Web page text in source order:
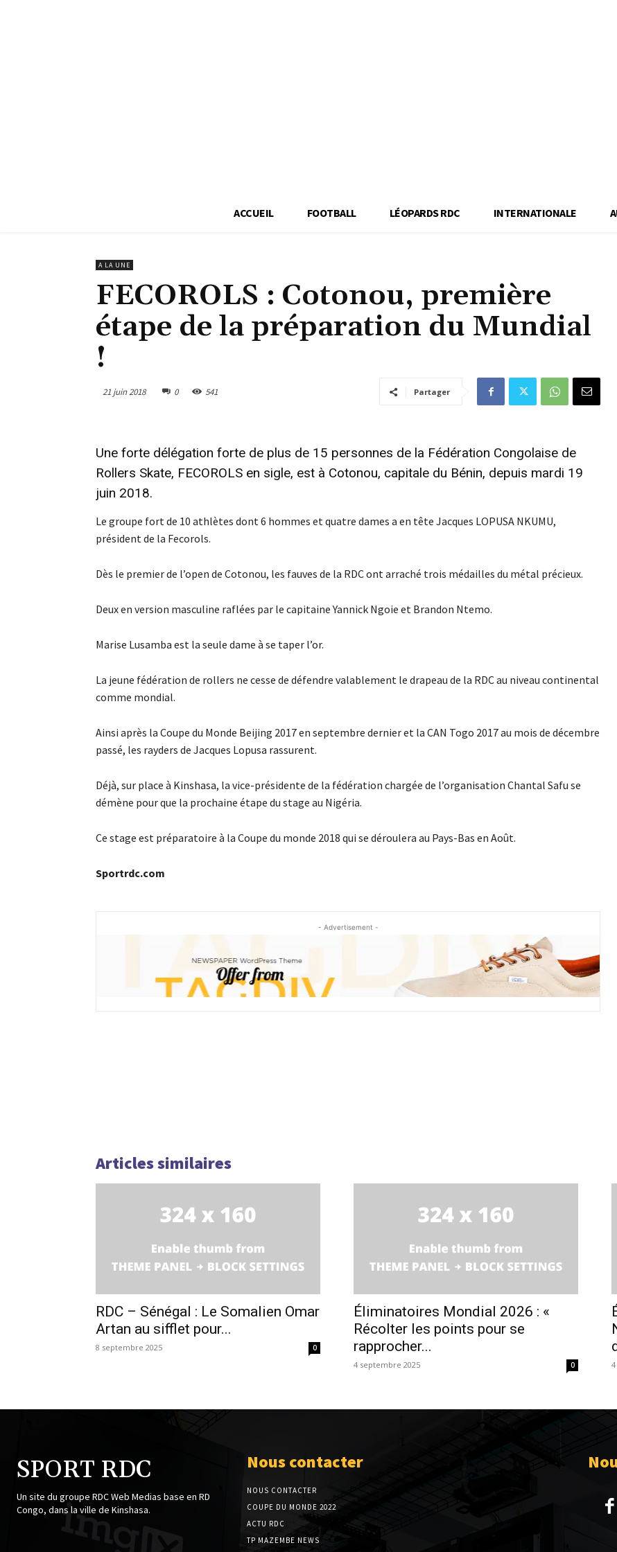
ACCUEIL FOOTBALL LÉOPARDS RDC INTERNATIONALE
A LA UNE
FECOROLS : Cotonou, première
étape de la préparation du Mundial
!
21 juin 2018 0 541 Partager
Une forte délégation forte de plus de 15 personnes de la Fédération Congolaise de
Rollers Skate, FECOROLS en sigle, est à Cotonou, capitale du Bénin, depuis mardi 19
juin 2018.
Le groupe fort de 10 athlètes dont 6 hommes et quatre dames a en tête Jacques LOPUSA NKUMU,
président de la Fecorols.
Dès le premier de l’open de Cotonou, les fauves de la RDC ont arraché trois médailles du métal précieux.
Deux en version masculine raflées par le capitaine Yannick Ngoie et Brandon Ntemo.
Marise Lusamba est la seule dame à se taper l’or.
La jeune fédération de rollers ne cesse de défendre valablement le drapeau de la RDC au niveau continental
comme mondial.
Ainsi après la Coupe du Monde Beijing 2017 en septembre dernier et la CAN Togo 2017 au mois de décembre
passé, les rayders de Jacques Lopusa rassurent.
Déjà, sur place à Kinshasa, la vice-présidente de la fédération chargée de l’organisation Chantal Safu se
démène pour que la prochaine étape du stage au Nigéria.
Ce stage est préparatoire à la Coupe du monde 2018 qui se déroulera au Pays-Bas en Août.
Sportrdc.com
- Advertisement -
Articles similaires
RDC – Sénégal : Le Somalien Omar
Artan au sifflet pour...
8 septembre 2025 0
Éliminatoires Mondial 2026 : «
Récolter les points pour se
rapprocher...
4 septembre 2025 0
SPORT RDC
Un site du groupe RDC Web Medias base en RD
Congo, dans la ville de Kinshasa.
Nous contacter
NOUS CONTACTER
COUPE DU MONDE 2022
ACTU RDC
TP MAZEMBE NEWS